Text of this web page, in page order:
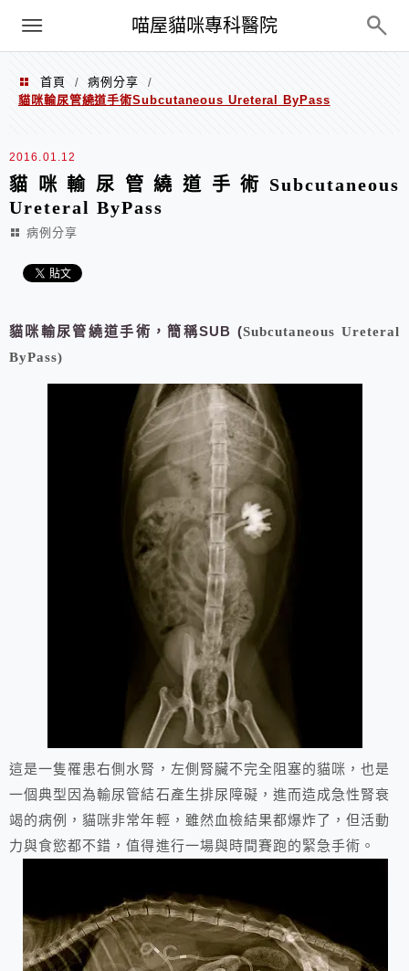
喵屋貓咪專科醫院
Menu
首頁 / 病例分享
/
貓咪輸尿管繞道手術Subcutaneous Ureteral ByPass
2016.01.12
貓咪輸尿管繞道手術Subcutaneous
Ureteral ByPass
病例分享
貓咪輸尿管繞道手術，簡稱SUB (Subcutaneous Ureteral
ByPass)
這是一隻罹患右側水腎，左側腎臟不完全阻塞的貓咪，也是
一個典型因為輸尿管結石產生排尿障礙，進而造成急性腎衰
竭的病例，貓咪非常年輕，雖然血檢結果都爆炸了，但活動
力與食慾都不錯，值得進行一場與時間賽跑的緊急手術。